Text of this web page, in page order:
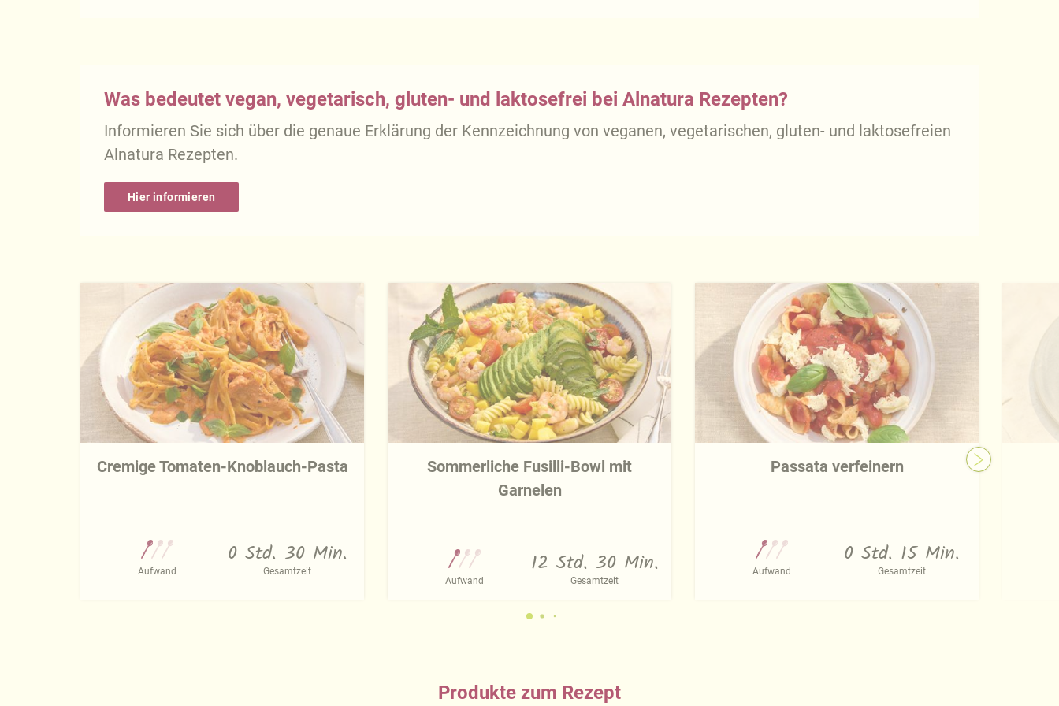
Was bedeutet vegan, vegetarisch, gluten- und laktosefrei bei Alnatura Rezepten?
Informieren Sie sich über die genaue Erklärung der Kennzeichnung von veganen, vegetarischen, gluten- und laktosefreien
Alnatura Rezepten.
Hier informieren
Cremige Tomaten-Knoblauch-Pasta
Aufwand
0 Std. 30 Min.
Gesamtzeit
Sommerliche Fusilli-Bowl mit
Garnelen
Aufwand
12 Std. 30 Min.
Gesamtzeit
Passata verfeinern
Aufwand
0 Std. 15 Min.
Gesamtzeit
Produkte zum Rezept